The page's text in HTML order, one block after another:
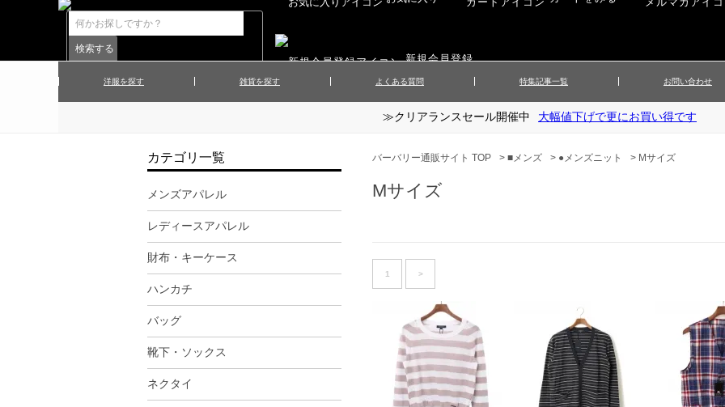
新規会員登録
洋服を探す
▲メンズニット
▲レディースワンピース ▲レディーススカート
雑貨を探す
▲財布・キーケース
▲アクセサリー ▲靴下・ソックス ▲靴／シューズ
▲マフラー／ストール ▲手袋／グローブ
よくある質問 特集記事一覧 お問い合わせ
≫クリアランスセール開催中 大幅値下げで更にお買い得です
バーバリー通販サイト TOP > ■メンズ > ●メンズニット > Mサイズ
Mサイズ
1 >
カテゴリ一覧
メンズアパレル
レディースアパレル
財布・キーケース
ハンカチ
バッグ
靴下・ソックス
ネクタイ